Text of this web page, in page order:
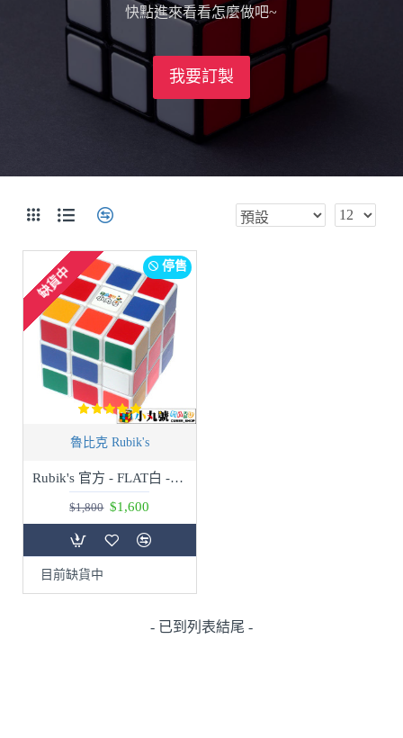
快點進來看看怎麼做吧~
我要訂製
停售
缺貨中
魯比克 Rubik's
Rubik's 官方 - FLAT白 - 限量版
$1,600
$1,800
目前缺貨中
- 已到列表結尾 -